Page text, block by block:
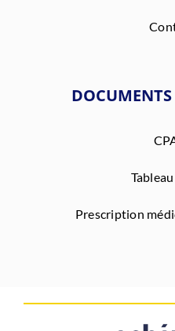
Prescription